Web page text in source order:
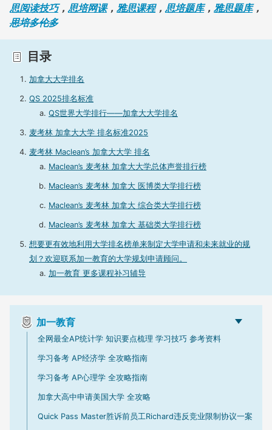
思阅读技巧， 思培网课， 雅思课程， 思培题库， 雅思题库，
思培多伦多
目录
加拿大大学排名
QS 2025排名标准
QS世界大学排行——加拿大大学排名
麦考林 加拿大大学 排名标准2025
麦考林 Maclean’s 加拿大大学 排名
Maclean’s 麦考林 加拿大大学总体声誉排行榜
Maclean’s 麦考林 加拿大 医博类大学排行榜
Maclean’s 麦考林 加拿大 综合类大学排行榜
Maclean’s 麦考林 加拿大 基础类大学排行榜
想要更有效地利用大学排名榜单来制定大学申请和未来就业的规
划？欢迎联系加一教育的大学规划申请顾问。
加一教育 更多课程补习辅导
加一教育
全网最全AP统计学 知识要点梳理 学习技巧 参考资料
学习备考 AP经济学 全攻略指南
学习备考 AP心理学 全攻略指南
加拿大高中申请美国大学 全攻略
Quick Pass Master胜诉前员工Richard违反竞业限制协议一案